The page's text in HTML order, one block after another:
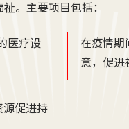
。主要项目包括：
医疗设
在疫情期
意，促进
促进持